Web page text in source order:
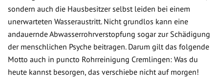
sondern auch die Hausbesitzer selbst leiden bei einem
unerwarteten Wasseraustritt. Nicht grundlos kann eine
andauernde Abwasserrohrverstopfung sogar zur Schädigung
der menschlichen Psyche beitragen. Darum gilt das folgende
Motto auch in puncto Rohrreinigung Cremlingen: Was du
heute kannst besorgen, das verschiebe nicht auf morgen!